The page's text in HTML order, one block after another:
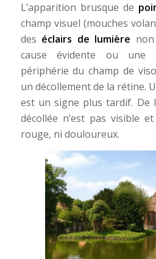
L’apparition brusque de
champ visuel (mouches
des éclairs de lumière
cause évidente ou une
périphérie du champ de
un décollement de la rétine.
est un signe plus tardif. De
décollée n’est pas visible
rouge, ni douloureux.